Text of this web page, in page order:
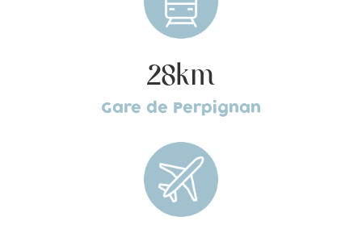
28km
Gare de Perpignan